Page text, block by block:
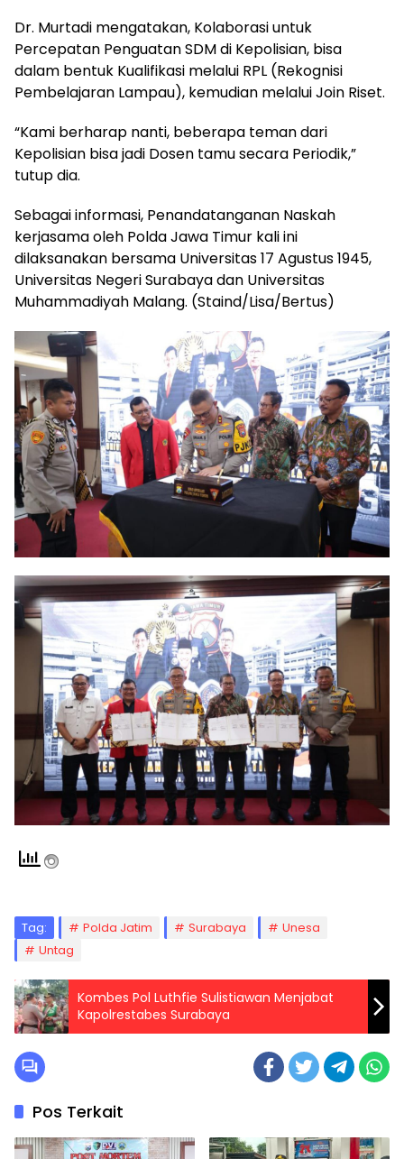
Dr. Murtadi mengatakan, Kolaborasi untuk
Percepatan Penguatan SDM di Kepolisian, bisa
dalam bentuk Kualifikasi melalui RPL (Rekognisi
Pembelajaran Lampau), kemudian melalui Join Riset.
“Kami berharap nanti, beberapa teman dari
Kepolisian bisa jadi Dosen tamu secara Periodik,”
tutup dia.
Sebagai informasi, Penandatanganan Naskah
kerjasama oleh Polda Jawa Timur kali ini
dilaksanakan bersama Universitas 17 Agustus 1945,
Universitas Negeri Surabaya dan Universitas
Muhammadiyah Malang. (Staind/Lisa/Bertus)
Tag: Polda Jatim Surabaya
Unesa
Untag
Kombes Pol Luthfie Sulistiawan Menjabat
Kapolrestabes Surabaya
Pos Terkait